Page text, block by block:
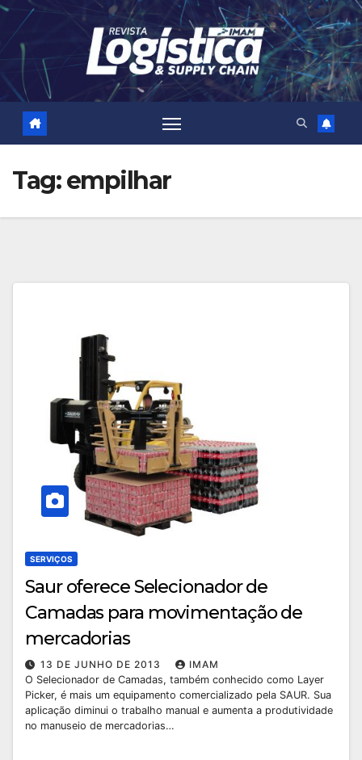
Skip
content
Tag:empilhar
SERVIÇOS
Saur oferece Selecionador de
Camadas para movimentação de
mercadorias
13 DE JUNHO DE 2013
IMAM
O Selecionador de Camadas, também conhecido como Layer
Picker, é mais um equipamento comercializado pela SAUR. Sua
aplicação diminui o trabalho manual e aumenta a produtividade
no manuseio de mercadorias…